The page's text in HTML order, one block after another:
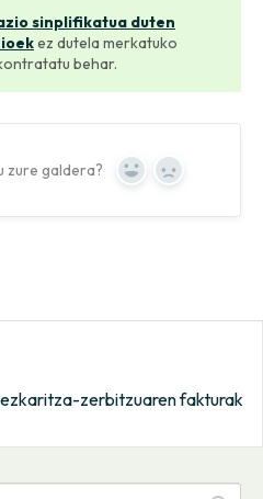
sinplifikatua duten
ez dutela merkatuko
behar.
zure galdera? Yes No
zerbitzuaren fakturak